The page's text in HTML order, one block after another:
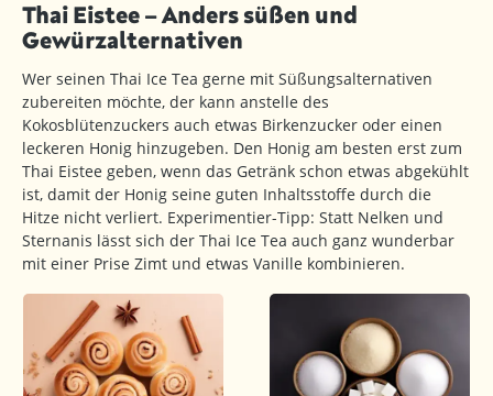
Thai Eistee – Anders süßen und
Gewürzalternativen
Wer seinen Thai Ice Tea gerne mit Süßungsalternativen
zubereiten möchte, der kann anstelle des
Kokosblütenzuckers auch etwas Birkenzucker oder einen
leckeren Honig hinzugeben. Den Honig am besten erst zum
Thai Eistee geben, wenn das Getränk schon etwas abgekühlt
ist, damit der Honig seine guten Inhaltsstoffe durch die
Hitze nicht verliert. Experimentier-Tipp: Statt Nelken und
Sternanis lässt sich der Thai Ice Tea auch ganz wunderbar
mit einer Prise Zimt und etwas Vanille kombinieren.